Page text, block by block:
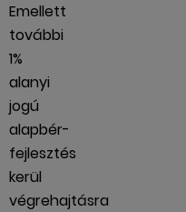
Emellett
további
1%
alanyi
jogú
alapbér-
fejlesztés
kerül
végrehajtásra